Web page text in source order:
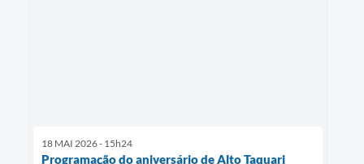
18 MAI 2026 - 15h24
Programação do aniversário de Alto Taquari